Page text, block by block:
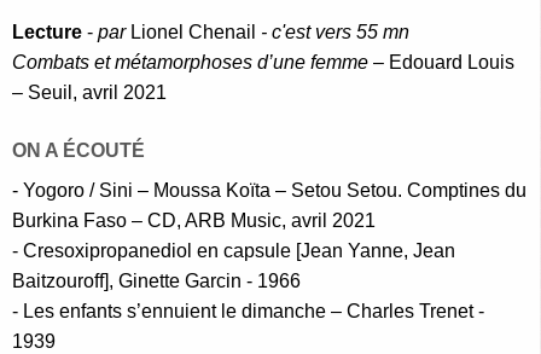
Lecture - par Lionel Chenail - c'est vers 55 mn
Combats et métamorphoses d’une femme – Edouard Louis
– Seuil, avril 2021
ON A ÉCOUTÉ
- Yogoro / Sini – Moussa Koïta – Setou Setou. Comptines du
Burkina Faso – CD, ARB Music, avril 2021
- Cresoxipropanediol en capsule [Jean Yanne, Jean
Baitzouroff], Ginette Garcin - 1966
- Les enfants s’ennuient le dimanche – Charles Trenet -
1939